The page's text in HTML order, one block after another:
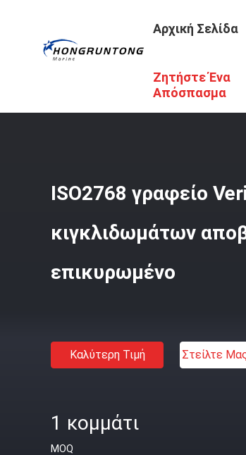
Αρχική Σελίδα
Ζητήστε Ένα
Απόσπασμα
Προϊόντα /
ISO2768 γραφείο
κιγκλιδωμάτων
επικυρωμένο
Καλύτερη Τιμή Στείλτε
1 κομμάτι
MOQ